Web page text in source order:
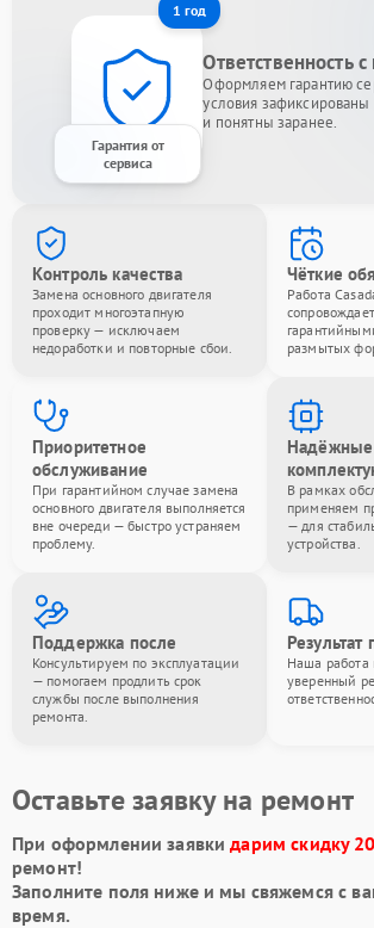
1 год
Гарантия от
сервиса
Ответственность с
Оформляем гарантию
условия зафиксированы
и понятны заранее.
Контроль качества
Замена основного двигателя
проходит многоэтапную
проверку — исключаем
недоработки и повторные сбои.
Чёткие
Работа
размытых
Приоритетное
обслуживание
При гарантийном случае замена
основного двигателя выполняется
вне очереди — быстро устраняем
проблему.
Надёжные
В рамках
применяем
— для
устройства.
Поддержка после
Консультируем по эксплуатации
— помогаем продлить срок
службы после выполнения
ремонта.
Результат
Наша работа
уверенный
Оставьте заявку на ремонт
При оформлении заявкидарим скидку
ремонт!
Заполните поля ниже и мы свяжемся с
время.